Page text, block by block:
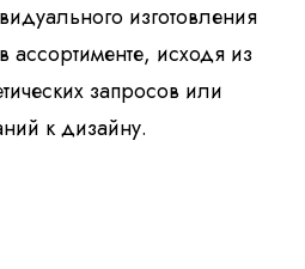
изготовления
исходя из
запросов или
к дизайну.